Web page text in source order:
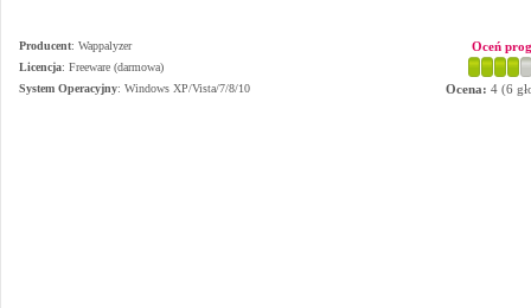
Producent: Wappalyzer
Licencja: Freeware (darmowa)
System Operacyjny: Windows XP/Vista/7/8/10
Oceń
Ocena: 4 (6